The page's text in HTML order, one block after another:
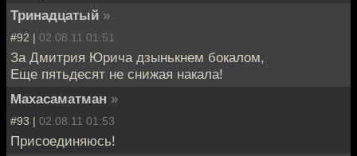
Тринадцатый »
#92 | 02.08.11 01:51
За Дмитрия Юрича дзынькнем бокалом,
Еще пятьдесят не снижая накала!
Махасаматман »
#93 | 02.08.11 01:53
Присоединяюсь!